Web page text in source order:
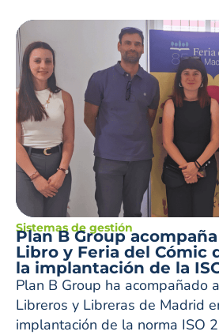
Sistemas de gestión
Plan B Group
Libro y Feria del Cómic
la implantación de la
Plan B Group ha acompañado
Libreros y Libreras de Madrid
implantación de la norma ISO